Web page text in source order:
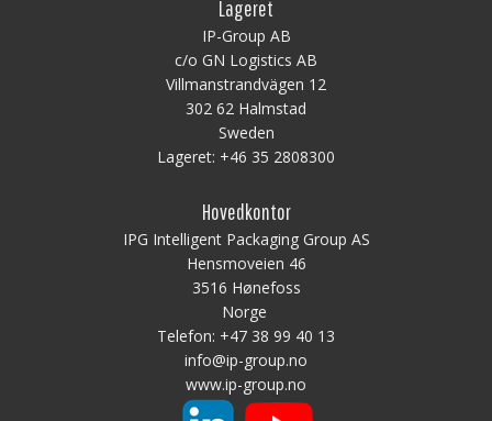
Lageret
IP-Group AB
c/o GN Logistics AB
Villmanstrandvägen 12
302 62 Halmstad
Sweden
Lageret: +46 35 2808300
Hovedkontor
IPG Intelligent Packaging Group AS
Hensmoveien 46
3516 Hønefoss
Norge
Telefon: +47 38 99 40 13
info@ip-group.no
www.ip-group.no